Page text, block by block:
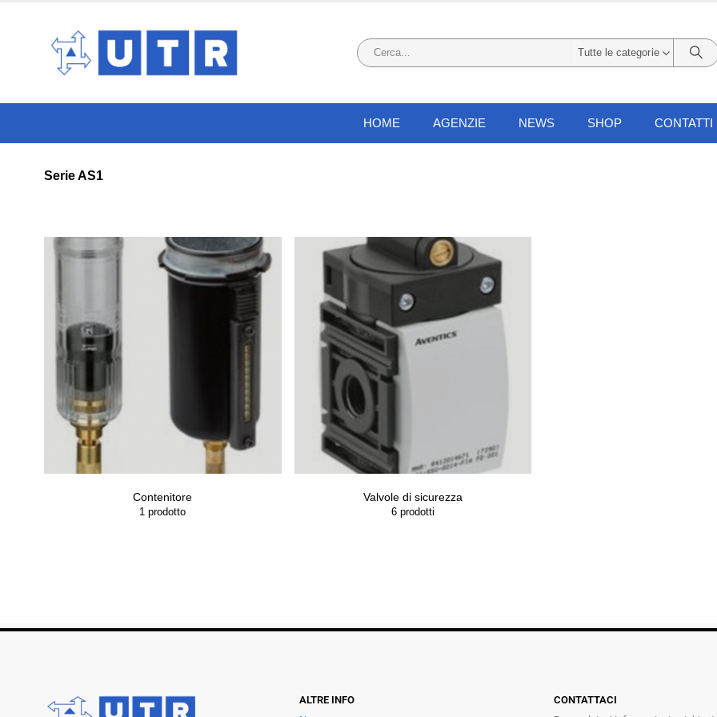
Tutte le categorie
HOME AGENZIE NEWS SHOP CONTATTI
Serie AS1
Contenitore
1 prodotto
Valvole di sicurezza
6prodotti
ALTRE INFO
CONTATTACI